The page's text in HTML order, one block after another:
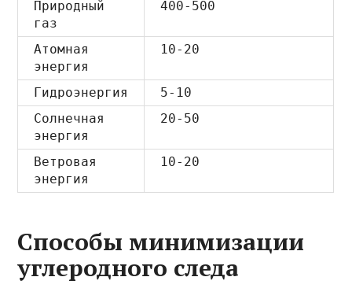
Природный
газ
400-500
Атомная
энергия
10-20
Гидроэнергия
5-10
Солнечная
энергия
20-50
Ветровая
энергия
10-20
Способы минимизации
углеродного следа